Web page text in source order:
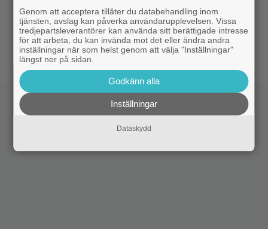
Robert Langdon-skådis
HBO Max|”Gilmore Girls” fyller 25 år –
återvänder med ny dokumentär
Genom att acceptera tillåter du databehandling inom
tjänsten, avslag kan påverka användarupplevelsen. Vissa
tredjepartsleverantörer kan använda sitt berättigade intresse
för att arbeta, du kan invända mot det eller ändra andra
inställningar när som helst genom att välja "Inställningar"
längst ner på sidan.
Godkänn alla
Inställningar
Dataskydd